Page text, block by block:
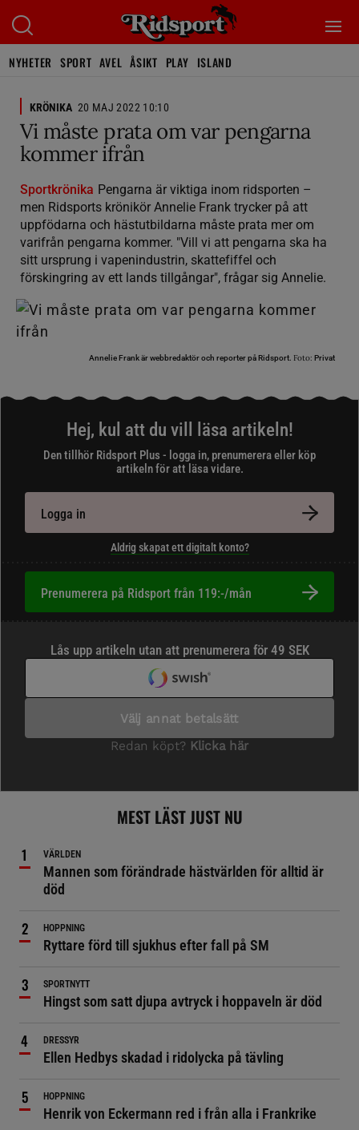
NYHETER SPORT AVEL ÅSIKT PLAY ISLAND
KRÖNIKA 20 MAJ 2022 10:10
Vi måste prata om var pengarna
kommer ifrån
Sportkrönika Pengarna är viktiga inom ridsporten –
men Ridsports krönikör Annelie Frank trycker på att
uppfödarna och hästutbildarna måste prata mer om
varifrån pengarna kommer. "Vill vi att pengarna ska ha
sitt ursprung i vapenindustrin, skattefiffel och
förskingring av ett lands tillgångar", frågar sig Annelie.
Annelie Frank är webbredaktör och reporter på Ridsport. Foto: Privat
Hej, kul att du vill läsa artikeln!
Den tillhör Ridsport Plus - logga in, prenumerera eller köp
artikeln för att läsa vidare.
Logga in
Aldrig skapat ett digitalt konto?
Prenumerera på Ridsport från 119:-/mån
MEST LÄST JUST NU
VÄRLDEN
Mannen som förändrade hästvärlden för alltid är
död
HOPPNING
Ryttare förd till sjukhus efter fall på SM
SPORTNYTT
Hingst som satt djupa avtryck i hoppaveln är död
DRESSYR
Ellen Hedbys skadad i ridolycka på tävling
HOPPNING
Henrik von Eckermann red i från alla i Frankrike